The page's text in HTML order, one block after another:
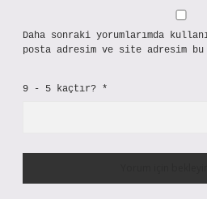
Daha sonraki yorumlarımda
posta adresim ve site adresim
9 - 5 kaçtır? *